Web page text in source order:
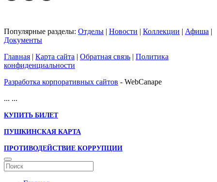
Популярные разделы: Отделы | Новости | Коллекции | Афиша |
Документы
Главная | Карта сайта | Обратная связь | Политика
конфиденциальности
Разработка корпоративных сайтов - WebCanape
... ...
КУПИТЬ БИЛЕТ
ПУШКИНСКАЯ КАРТА
ПРОТИВОДЕЙСТВИЕ КОРРУПЦИИ